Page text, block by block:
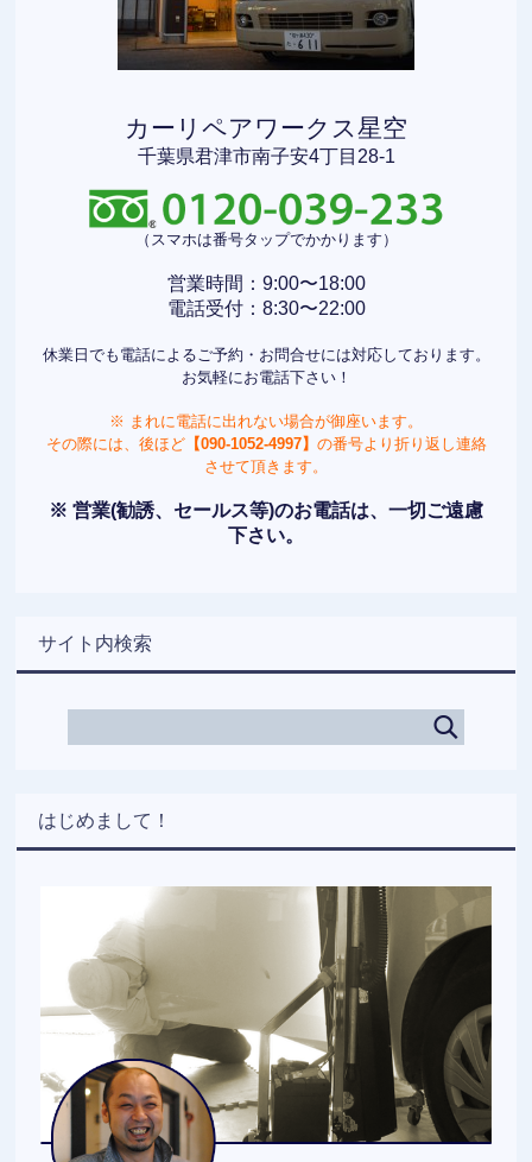
カーリペアワークス星空
千葉県君津市南子安4丁目28-1
（スマホは番号タップでかかります）
営業時間：9:00〜18:00
電話受付：8:30〜22:00
休業日でも電話によるご予約・お問合せには対応しております。
お気軽にお電話下さい！
※ まれに電話に出れない場合が御座います。
その際には、後ほど【090-1052-4997】 の番号より折り返し連絡
させて頂きます。
※ 営業(勧誘、セールス等)のお電話は、一切ご遠慮
下さい。
サイト内検索
はじめまして！